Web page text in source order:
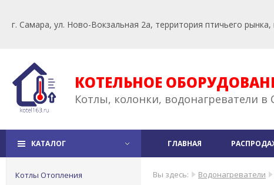
г. Самара, ул. Ново-Вокзальная 2а, территория птичьего
КОТЕЛЬНОЕ
Котлы, колонки, водонагреватели в
КАТАЛОГ ГЛАВНАЯ
Котлы Отопления Вы здесь: Водонагреватели